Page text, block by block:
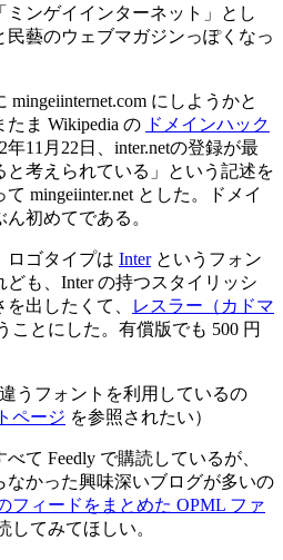
ミンゲイインターネット」とし
藝のウェブマガジンっぽくなっ
にしようかと
ま Wikipedia の ドメインハック
11月22日、inter.netの登録が最
考えられている」という記述を
mingeiinter.net とした。ドメイ
初めてである。
ロゴタイプは Interというフォン
ども、Inter の持つスタイリッシ
出したくて、
レスラー（カドマ
ことにした。有償版でも 500 円
違うフォントを利用しているの
ページ を参照されたい）
て Feedly で購読しているが、
なかった興味深いブログが多いの
フィードをまとめた OPML ファ
してみてほしい。